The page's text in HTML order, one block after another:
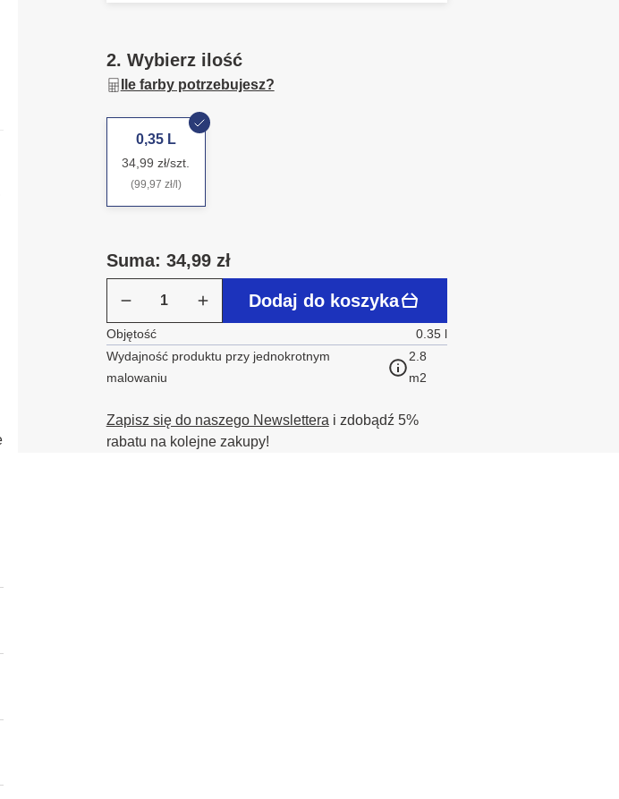
2. Wybierz ilość
Ile farby potrzebujesz?
0,35 L
34,99 zł/szt.
(99,97 zł/l)
Suma: 34,99 zł
Dodaj do koszyka
Objętość
0.35 l
Wydajność produktu przy jednokrotnym
malowaniu
2.8
m2
Zapisz się do naszego Newslettera i zdobądź 5%
rabatu na kolejne zakupy!